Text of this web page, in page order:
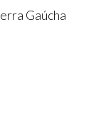
Gaúcha